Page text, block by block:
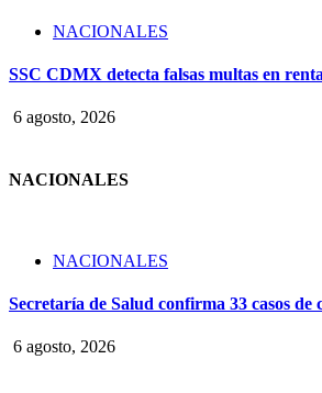
NACIONALES
SSC CDMX detecta falsas multas en
6 agosto, 2026
NACIONALES
NACIONALES
Secretaría de Salud confirma 33 casos de
6 agosto, 2026